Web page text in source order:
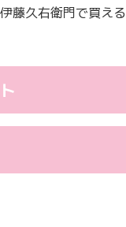
藤久右衛門で買え